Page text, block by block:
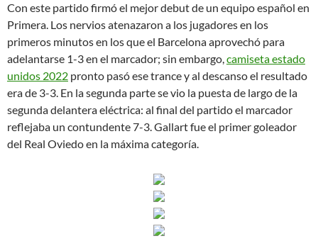
Con este partido firmó el mejor debut de un equipo español en
Primera. Los nervios atenazaron a los jugadores en los
primeros minutos en los que el Barcelona aprovechó para
adelantarse 1-3 en el marcador; sin embargo,camiseta estado
unidos 2022 pronto pasó ese trance y al descanso el resultado
era de 3-3. En la segunda parte se vio la puesta de largo de la
segunda delantera eléctrica: al final del partido el marcador
reflejaba un contundente 7-3. Gallart fue el primer goleador
del Real Oviedo en la máxima categoría.